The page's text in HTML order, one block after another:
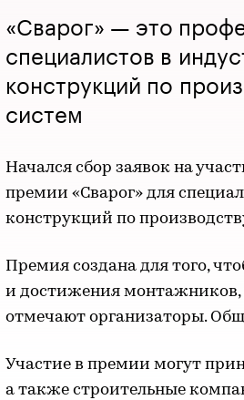
«Сварог» — это
специалистов в
конструкций по
систем
Начался сбор заявок на
премии «Сварог» для
конструкций по
Премия создана для того,
и достижения монтажников,
отмечают организаторы.
Участие в премии могут
а также строительные